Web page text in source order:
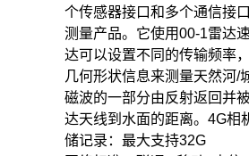
个传感器接口和多个通信接
测量产品。它使用00-1雷达
达可以设置不同的传输频率
几何形状信息来测量天然河/
磁波的一部分由反射返回并
达天线到水面的距离。 4G相
储记录：最大支持32G